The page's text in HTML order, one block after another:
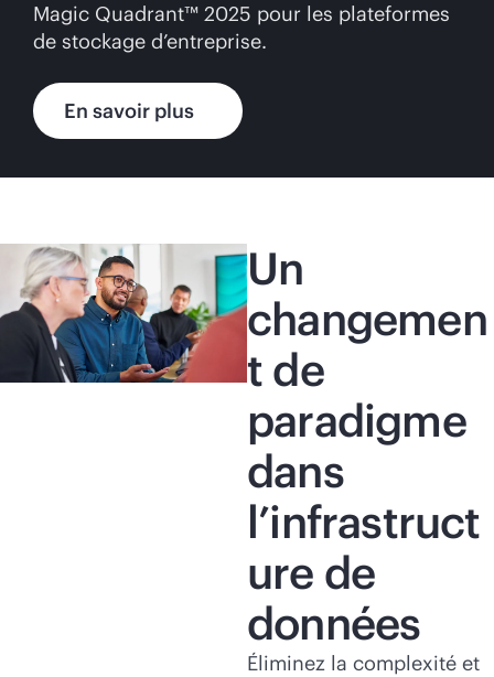
Magic Quadrant™ 2025 pour les plateformes
de stockage d’entreprise.
En savoir plus
Un
changemen
t de
paradigme
dans
l’infrastruct
ure de
données
Éliminez la complexité et